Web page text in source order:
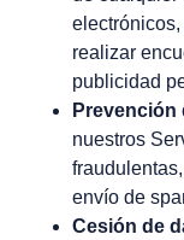
realizar
publicidad
Prevención
nuestros
envío de
Cesión de